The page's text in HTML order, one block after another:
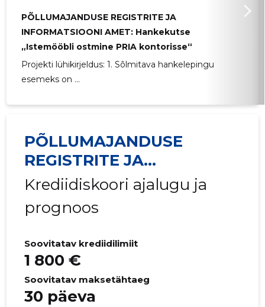
PÕLLUMAJANDUSE REGISTRITE JA
INFORMATSIOONI AMET: Hankekutse
„Istemööbli ostmine PRIA kontorisse“
Projekti lühikirjeldus: 1. Sõlmitava hankelepingu
esemeks on ...
PÕLLUMAJANDUSE
REGISTRITE JA
INFORMATSIOONI AMET
Krediidiskoori ajalugu ja
prognoos
Soovitatav krediidilimiit
1 800 €
Soovitatav maksetähtaeg
30 päeva